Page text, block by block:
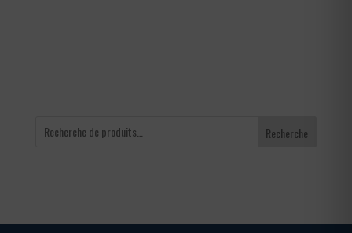
Recherche